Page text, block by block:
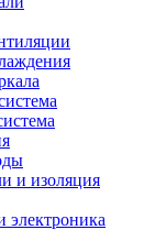
и изоляция
электроника